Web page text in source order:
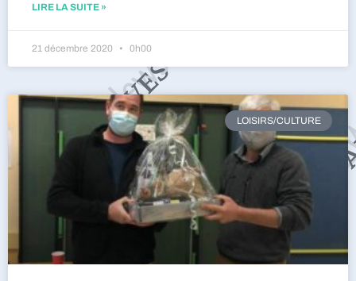
LIRE LA SUITE »
21 décembre 2020 0h00
LOISIRS/CULTURE